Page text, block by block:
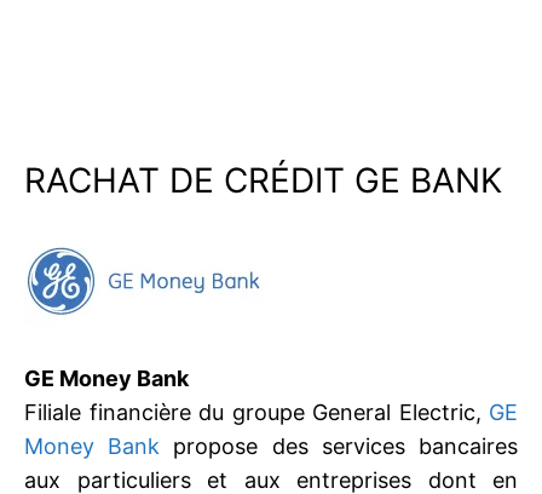
RACHAT DE CRÉDIT GE BANK
GE Money Bank
Filiale financière du groupe General Electric, GE
Money Bank propose des services bancaires
aux particuliers et aux entreprises dont en